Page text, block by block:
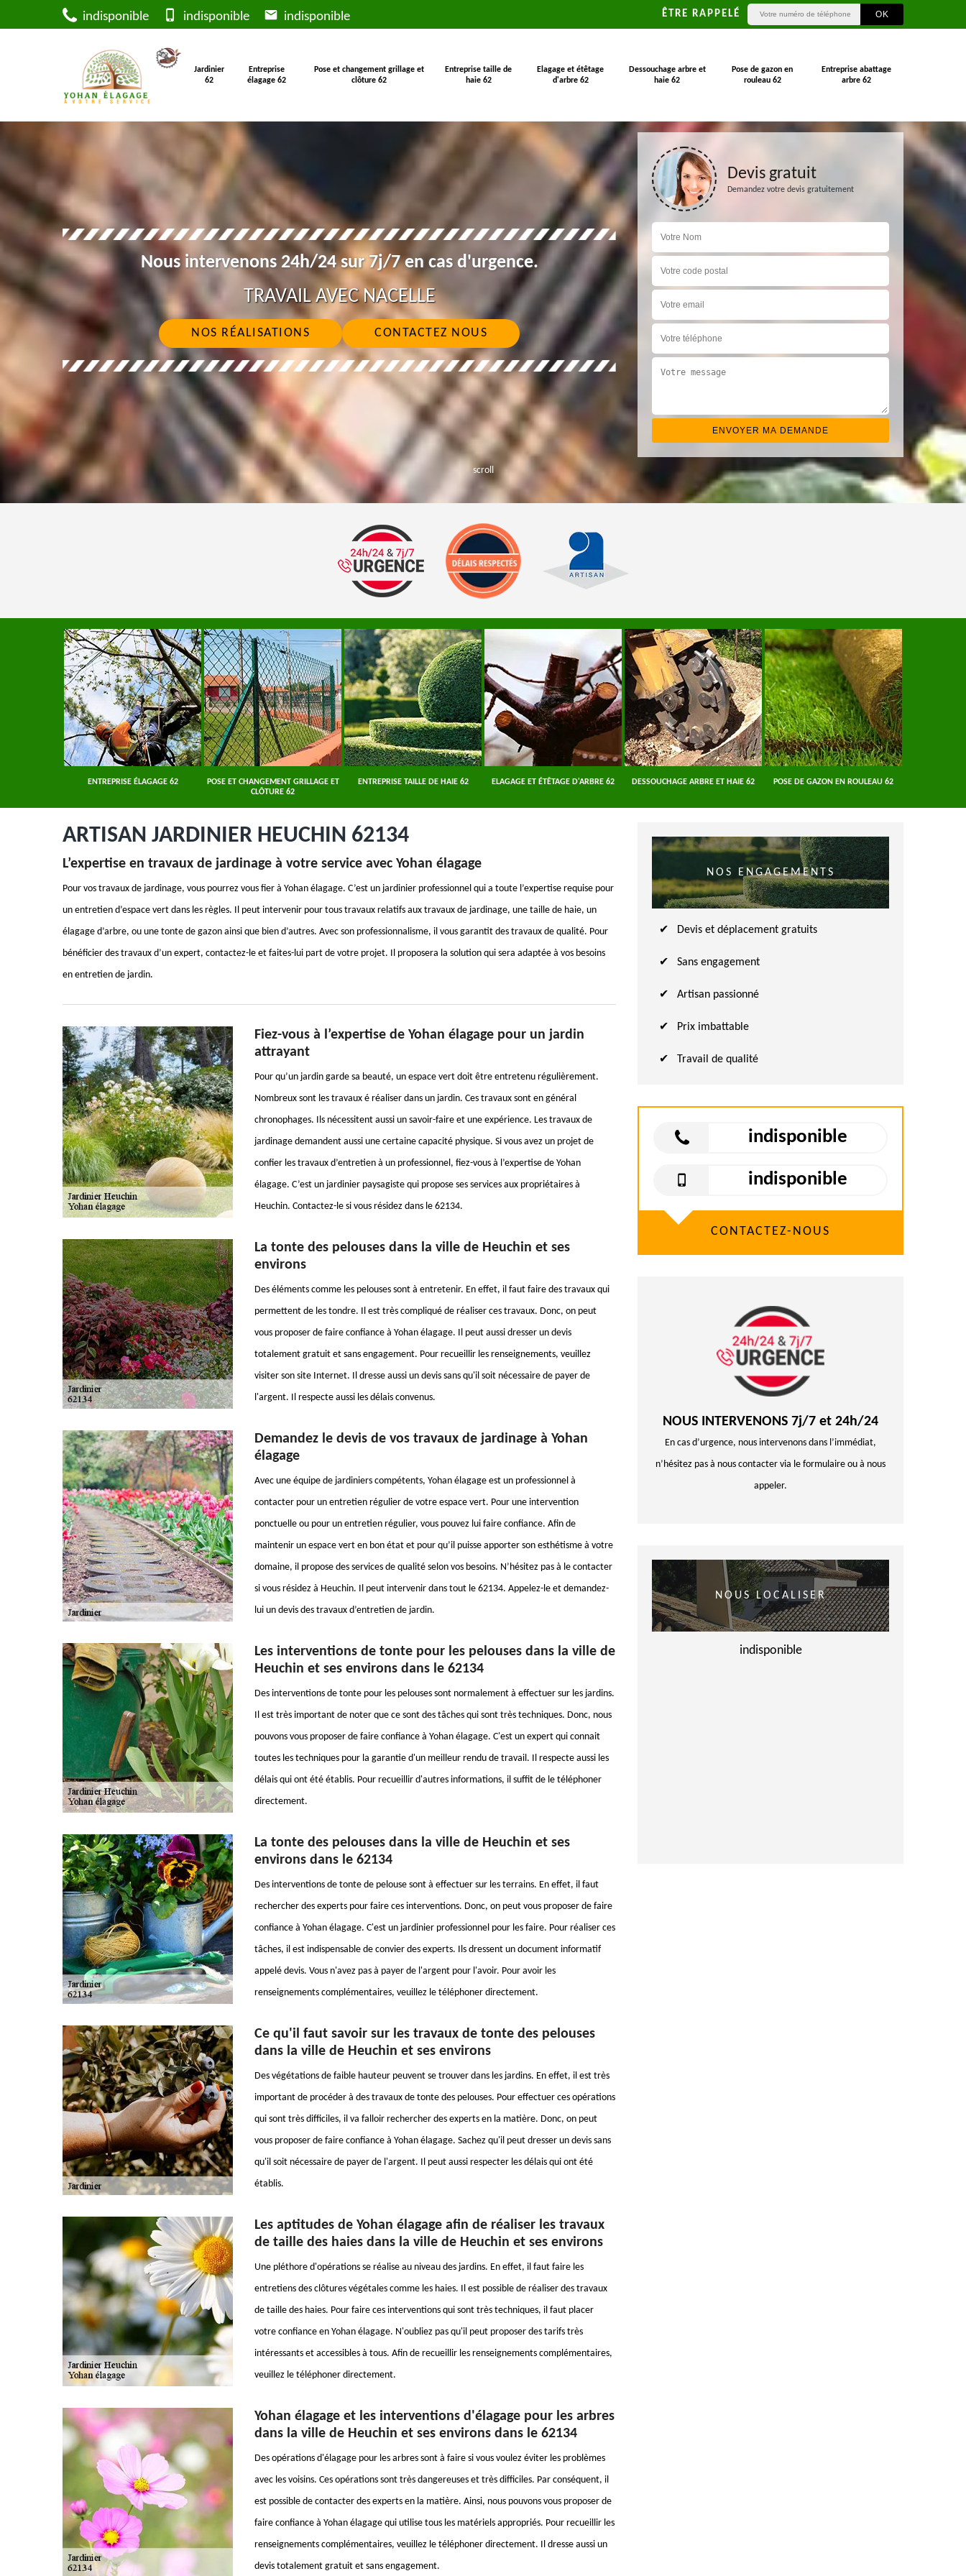
indisponible indisponible indisponible ÊTRE RAPPELÉ
Jardinier
62
Entreprise
élagage 62
Pose et changement grillage et
clôture 62
Entreprise taille de
haie 62
Elagage et étêtage
d'arbre 62
Dessouchage arbre et
haie 62
Pose de gazon en
rouleau 62
Entreprise abattage
arbre 62
scroll
Nous intervenons 24h/24 sur 7j/7 en cas d'urgence.
TRAVAIL AVEC NACELLE
NOS RÉALISATIONS CONTACTEZ NOUS
Devis gratuit
Demandez votre devis gratuitement
ENTREPRISE ÉLAGAGE 62
POSE ET CHANGEMENT GRILLAGE ET
CLÔTURE 62
ENTREPRISE TAILLE DE HAIE 62 ELAGAGE ET ÉTÊTAGE D'ARBRE 62 DESSOUCHAGE ARBRE ET HAIE 62 POSE DE GAZON EN ROULEAU 62
ARTISAN JARDINIER HEUCHIN 62134
L’expertise en travaux de jardinage à votre service avec Yohan élagage
Pour vos travaux de jardinage, vous pourrez vous fier à Yohan élagage. C’est un jardinier professionnel qui a toute l’expertise requise pour
un entretien d’espace vert dans les règles. Il peut intervenir pour tous travaux relatifs aux travaux de jardinage, une taille de haie, un
élagage d’arbre, ou une tonte de gazon ainsi que bien d’autres. Avec son professionnalisme, il vous garantit des travaux de qualité. Pour
bénéficier des travaux d’un expert, contactez-le et faites-lui part de votre projet. Il proposera la solution qui sera adaptée à vos besoins
en entretien de jardin.
Fiez-vous à l’expertise de Yohan élagage pour un jardin
attrayant
Pour qu’un jardin garde sa beauté, un espace vert doit être entretenu régulièrement.
Nombreux sont les travaux é réaliser dans un jardin. Ces travaux sont en général
chronophages. Ils nécessitent aussi un savoir-faire et une expérience. Les travaux de
jardinage demandent aussi une certaine capacité physique. Si vous avez un projet de
confier les travaux d’entretien à un professionnel, fiez-vous à l’expertise de Yohan
élagage. C’est un jardinier paysagiste qui propose ses services aux propriétaires à
Heuchin. Contactez-le si vous résidez dans le 62134.
La tonte des pelouses dans la ville de Heuchin et ses
environs
Des éléments comme les pelouses sont à entretenir. En effet, il faut faire des travaux qui
permettent de les tondre. Il est très compliqué de réaliser ces travaux. Donc, on peut
vous proposer de faire confiance à Yohan élagage. Il peut aussi dresser un devis
totalement gratuit et sans engagement. Pour recueillir les renseignements, veuillez
visiter son site Internet. Il dresse aussi un devis sans qu'il soit nécessaire de payer de
l'argent. Il respecte aussi les délais convenus.
Demandez le devis de vos travaux de jardinage à Yohan
élagage
Avec une équipe de jardiniers compétents, Yohan élagage est un professionnel à
contacter pour un entretien régulier de votre espace vert. Pour une intervention
ponctuelle ou pour un entretien régulier, vous pouvez lui faire confiance. Afin de
maintenir un espace vert en bon état et pour qu’il puisse apporter son esthétisme à votre
domaine, il propose des services de qualité selon vos besoins. N’hésitez pas à le contacter
si vous résidez à Heuchin. Il peut intervenir dans tout le 62134. Appelez-le et demandez-
lui un devis des travaux d’entretien de jardin.
Les interventions de tonte pour les pelouses dans la ville de
Heuchin et ses environs dans le 62134
Des interventions de tonte pour les pelouses sont normalement à effectuer sur les jardins.
Il est très important de noter que ce sont des tâches qui sont très techniques. Donc, nous
pouvons vous proposer de faire confiance à Yohan élagage. C'est un expert qui connait
toutes les techniques pour la garantie d'un meilleur rendu de travail. Il respecte aussi les
délais qui ont été établis. Pour recueillir d'autres informations, il suffit de le téléphoner
directement.
La tonte des pelouses dans la ville de Heuchin et ses
environs dans le 62134
Des interventions de tonte de pelouse sont à effectuer sur les terrains. En effet, il faut
rechercher des experts pour faire ces interventions. Donc, on peut vous proposer de faire
confiance à Yohan élagage. C'est un jardinier professionnel pour les faire. Pour réaliser ces
tâches, il est indispensable de convier des experts. Ils dressent un document informatif
appelé devis. Vous n'avez pas à payer de l'argent pour l'avoir. Pour avoir les
renseignements complémentaires, veuillez le téléphoner directement.
Ce qu'il faut savoir sur les travaux de tonte des pelouses
dans la ville de Heuchin et ses environs
Des végétations de faible hauteur peuvent se trouver dans les jardins. En effet, il est très
important de procéder à des travaux de tonte des pelouses. Pour effectuer ces opérations
qui sont très difficiles, il va falloir rechercher des experts en la matière. Donc, on peut
vous proposer de faire confiance à Yohan élagage. Sachez qu'il peut dresser un devis sans
qu'il soit nécessaire de payer de l'argent. Il peut aussi respecter les délais qui ont été
établis.
Les aptitudes de Yohan élagage afin de réaliser les travaux
de taille des haies dans la ville de Heuchin et ses environs
Une pléthore d'opérations se réalise au niveau des jardins. En effet, il faut faire les
entretiens des clôtures végétales comme les haies. Il est possible de réaliser des travaux
de taille des haies. Pour faire ces interventions qui sont très techniques, il faut placer
votre confiance en Yohan élagage. N'oubliez pas qu'il peut proposer des tarifs très
intéressants et accessibles à tous. Afin de recueillir les renseignements complémentaires,
veuillez le téléphoner directement.
Yohan élagage et les interventions d'élagage pour les arbres
dans la ville de Heuchin et ses environs dans le 62134
Des opérations d'élagage pour les arbres sont à faire si vous voulez éviter les problèmes
avec les voisins. Ces opérations sont très dangereuses et très difficiles. Par conséquent, il
est possible de contacter des experts en la matière. Ainsi, nous pouvons vous proposer de
faire confiance à Yohan élagage qui utilise tous les matériels appropriés. Pour recueillir les
renseignements complémentaires, veuillez le téléphoner directement. Il dresse aussi un
devis totalement gratuit et sans engagement.
NOS ENGAGEMENTS
Devis et déplacement gratuits
Sans engagement
Artisan passionné
Prix imbattable
Travail de qualité
indisponible
indisponible
CONTACTEZ-NOUS
NOUS INTERVENONS 7j/7 et 24h/24
En cas d’urgence, nous intervenons dans l’immédiat,
n’hésitez pas à nous contacter via le formulaire ou à nous
appeler.
NOUS LOCALISER
indisponible